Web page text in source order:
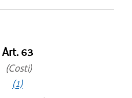
Art. 63
(Costi)
(1)